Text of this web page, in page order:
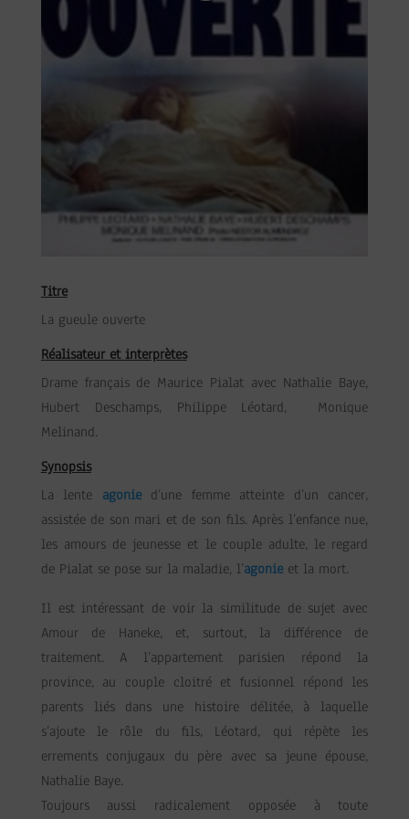
Titre
La gueule ouverte
Réalisateur et interprètes
Drame français de Maurice Pialat avec Nathalie Baye,
Hubert Deschamps, Philippe Léotard, Monique
Melinand.
Synopsis
La lente agonied’une femme atteinte d’un cancer,
assistée de son mari et de son fils. Après l’enfance nue,
les amours de jeunesse et le couple adulte, le regard
de Pialat se pose sur la maladie, l’agonieet la mort.
Il est intéressant de voir la similitude de sujet avec
Amour de Haneke, et, surtout, la différence de
traitement. A l’appartement parisien répond la
province, au couple cloitré et fusionnel répond les
parents liés dans une histoire délitée, à laquelle
s’ajoute le rôle du fils, Léotard, qui répète les
errements conjugaux du père avec sa jeune épouse,
Nathalie Baye.
Toujours aussi radicalement opposée à toute